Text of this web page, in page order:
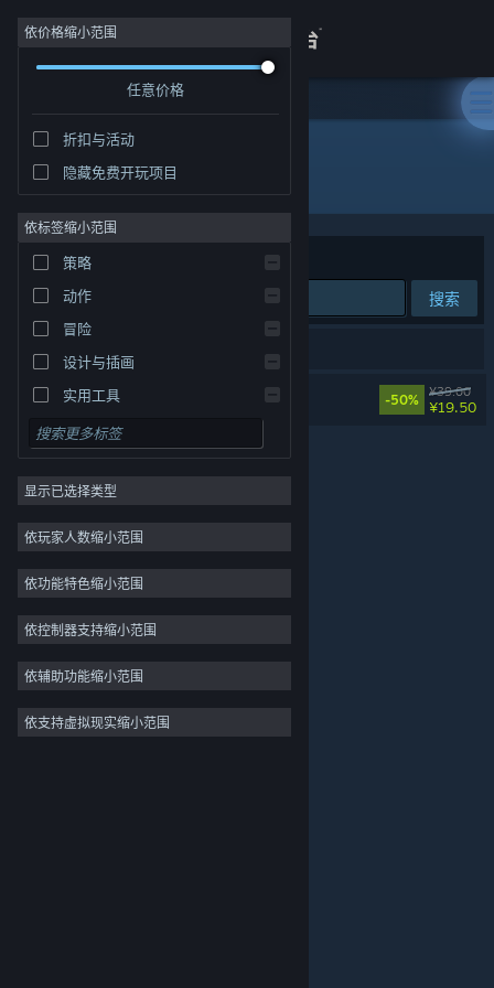
登录
关于
客服
关于蒸汽平台|退款政策|软件许可服务协议
个人信息保护政策|个人信息出境告知书|
依价格缩小范围
任意价格
折扣与活动
隐藏免费开玩项目
依标签缩小范围
策略
动作
冒险
设计与插画
实用工具
免费开玩
角色扮演
大型多人在线
独立
休闲
模拟
竞速
体育
视频制作
显示已选择类型
依玩家人数缩小范围
依功能特色缩小范围
依控制器支持缩小范围
依辅助功能缩小范围
依支持虚拟现实缩小范围
开发者: Horgee Games
排序依据 相关性
搜索
1 个匹配的搜索结果。
-50%
¥39.00
¥19.50